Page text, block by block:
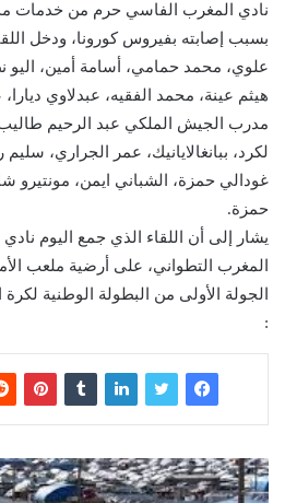
نادي المغرب الفاسي حرم من خدمات
بسبب إصابته بفيروس كورونا، ودخل
علوي، محمد حمامي، أسامة أمين، اليو
هيثم عينة، محمد الفقيه، عبدلاوي
مدرب الجيش الملكي عبد الرحيم
لكرد، ببانغالايانيك، عمر الجراري،
غودالي حمزة، الشباني ايمن، مونتيرو
حمزة.
يشار إلى أن اللقاء الذي جمع اليوم
المغرب التطواني، على أرضية ملعب
الجولة الأولى من البطولة الوطنية
: